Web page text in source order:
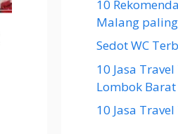
10
Malang
Sedot WC
10 Jasa
Lombok Barat
10 Jasa